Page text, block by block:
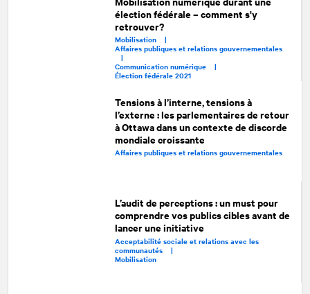
élection fédérale – comment s'y
retrouver?
Mobilisation |
Affaires publiques et relations gouvernementales
|
Communication numérique |
Élection fédérale 2021
Tensions à l’interne, tensions à
l’externe : les parlementaires de retour
à Ottawa dans un contexte de discorde
mondiale croissante
Affaires publiques et relations gouvernementales
L’audit de perceptions : un must pour
comprendre vos publics cibles avant de
lancer une initiative
Acceptabilité sociale et relations avec les
communautés |
Mobilisation